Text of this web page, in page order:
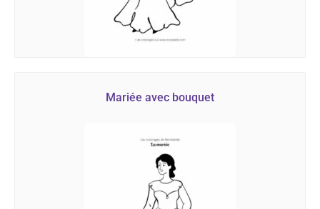
Mariée avec bouquet